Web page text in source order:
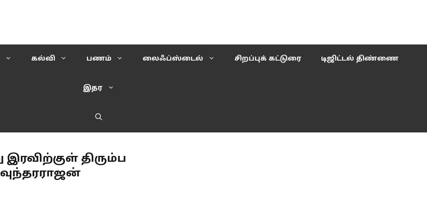
கல்வி பணம் லைஃப்ஸ்டைல் சிறப்புக் கட்டுரை டிஜிட்டல் திண்ணை
இதர
திரும்ப